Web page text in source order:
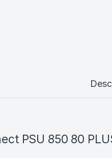
PSU 850 80